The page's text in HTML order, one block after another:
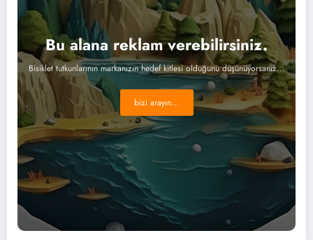
Bu alana reklam verebilirsiniz.
Bisiklet tutkunlarının markanızın hedef kitlesi olduğunu düşünüyorsanız...
bizi arayın...